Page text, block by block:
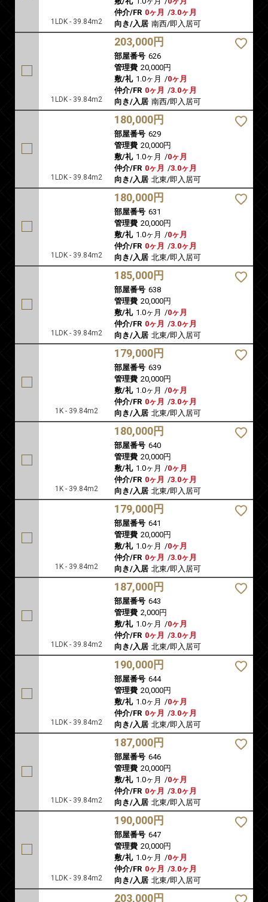
1LDK - 39.84m2
仲介/FR 0ヶ月 /3.0ヶ月
向き/入居 南西/即入居可
1LDK - 39.84m2
203,000円
部屋番号 626
管理費 20,000円
敷/礼 1.0ヶ月 /0ヶ月
仲介/FR 0ヶ月 /3.0ヶ月
向き/入居 南西/即入居可
1LDK - 39.84m2
180,000円
部屋番号 629
管理費 20,000円
敷/礼 1.0ヶ月 /0ヶ月
仲介/FR 0ヶ月 /3.0ヶ月
向き/入居 北東/即入居可
1LDK - 39.84m2
180,000円
部屋番号 631
管理費 20,000円
敷/礼 1.0ヶ月 /0ヶ月
仲介/FR 0ヶ月 /3.0ヶ月
向き/入居 北東/即入居可
1LDK - 39.84m2
185,000円
部屋番号 638
管理費 20,000円
敷/礼 1.0ヶ月 /0ヶ月
仲介/FR 0ヶ月 /3.0ヶ月
向き/入居 北東/即入居可
1K - 39.84m2
179,000円
部屋番号 639
管理費 20,000円
敷/礼 1.0ヶ月 /0ヶ月
仲介/FR 0ヶ月 /3.0ヶ月
向き/入居 北東/即入居可
1K - 39.84m2
180,000円
部屋番号 640
管理費 20,000円
敷/礼 1.0ヶ月 /0ヶ月
仲介/FR 0ヶ月 /3.0ヶ月
向き/入居 北東/即入居可
1K - 39.84m2
179,000円
部屋番号 641
管理費 20,000円
敷/礼 1.0ヶ月 /0ヶ月
仲介/FR 0ヶ月 /3.0ヶ月
向き/入居 北東/即入居可
1LDK - 39.84m2
187,000円
部屋番号 643
管理費 2,000円
敷/礼 1.0ヶ月 /0ヶ月
仲介/FR 0ヶ月 /3.0ヶ月
向き/入居 北東/即入居可
1LDK - 39.84m2
190,000円
部屋番号 644
管理費 20,000円
敷/礼 1.0ヶ月 /0ヶ月
仲介/FR 0ヶ月 /3.0ヶ月
向き/入居 北東/即入居可
1LDK - 39.84m2
187,000円
部屋番号 646
管理費 20,000円
敷/礼 1.0ヶ月 /0ヶ月
仲介/FR 0ヶ月 /3.0ヶ月
向き/入居 北東/即入居可
1LDK - 39.84m2
190,000円
部屋番号 647
管理費 20,000円
敷/礼 1.0ヶ月 /0ヶ月
仲介/FR 0ヶ月 /3.0ヶ月
向き/入居 北東/即入居可
203,000円